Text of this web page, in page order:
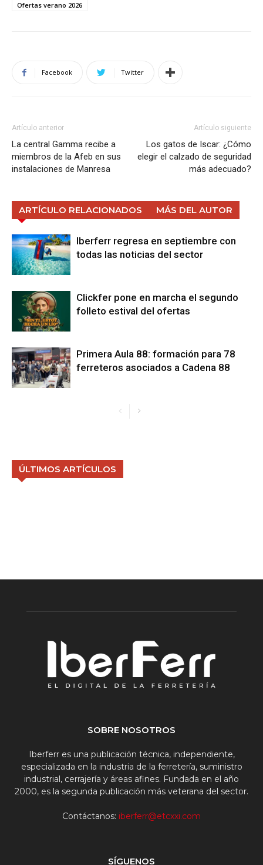
Ofertas verano 2026
Facebook Twitter
Artículo anterior
La central Gamma recibe a
miembros de la Afeb en sus
instalaciones de Manresa
Artículo siguiente
Los gatos de Iscar: ¿Cómo
elegir el calzado de seguridad
más adecuado?
ARTÍCULO RELACIONADOS MÁS DEL AUTOR
Iberferr regresa en septiembre con
todas las noticias del sector
Clickfer pone en marcha el segundo
folleto estival del ofertas
Primera Aula 88: formación para 78
ferreteros asociados a Cadena 88
ÚLTIMOS ARTÍCULOS
SOBRE NOSOTROS
Iberferr es una publicación técnica, independiente,
especializada en la industria de la ferretería, suministro
industrial, cerrajería y áreas afines. Fundada en el año
2000, es la segunda publicación más veterana del sector.
Contáctanos: iberferr@etcxxi.com
SÍGUENOS